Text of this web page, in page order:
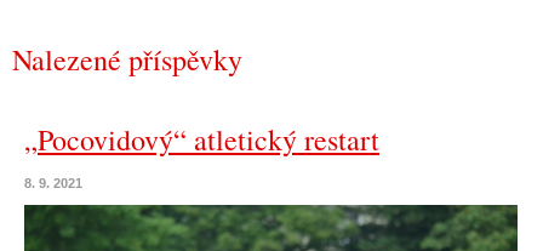
Nalezené příspěvky
„Pocovidový“ atletický restart
8. 9. 2021